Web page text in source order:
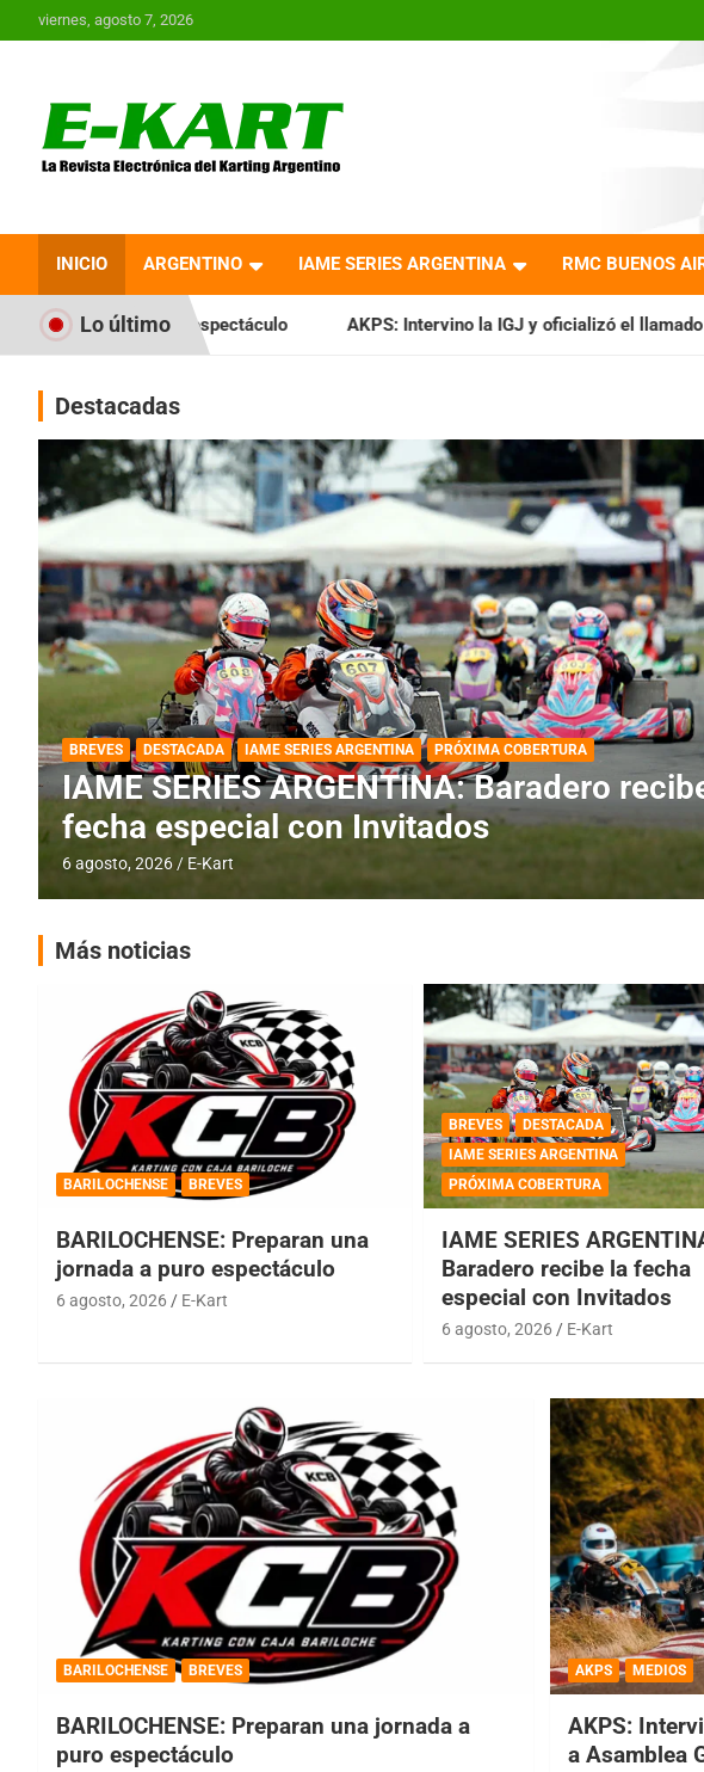
al
viernes, agosto 7, 2026
Revista Electrónica del
Karting en Argentina
INICIO ARGENTINO IAME SERIES ARGENTINA RMC BUENOS
Lo últimoAKPS: Intervino la IGJ y oficializó el llamado a Asamblea General
Destacadas
DESTACADA IAME SERIES ARGENTINA
IAME SERIES ARGENTINA: Horarios para
fecha con Invitados
4 agosto, 2026 E-Kart
Más noticias
BARILOCHENSE BREVES
BARILOCHENSE: Preparan una
jornada a puro espectáculo
6 agosto, 2026 E-Kart
BREVES
DESTACADA
IAME SERIES ARGENTINA
PRÓXIMA COBERTURA
IAME SERIES
Baradero recibe la fecha
especial con Invitados
6 agosto, 2026 E-Kart
BARILOCHENSE BREVES
BARILOCHENSE: Preparan una jornada a
puro espectáculo
AKPS MEDIOS
AKPS:
a Asamblea